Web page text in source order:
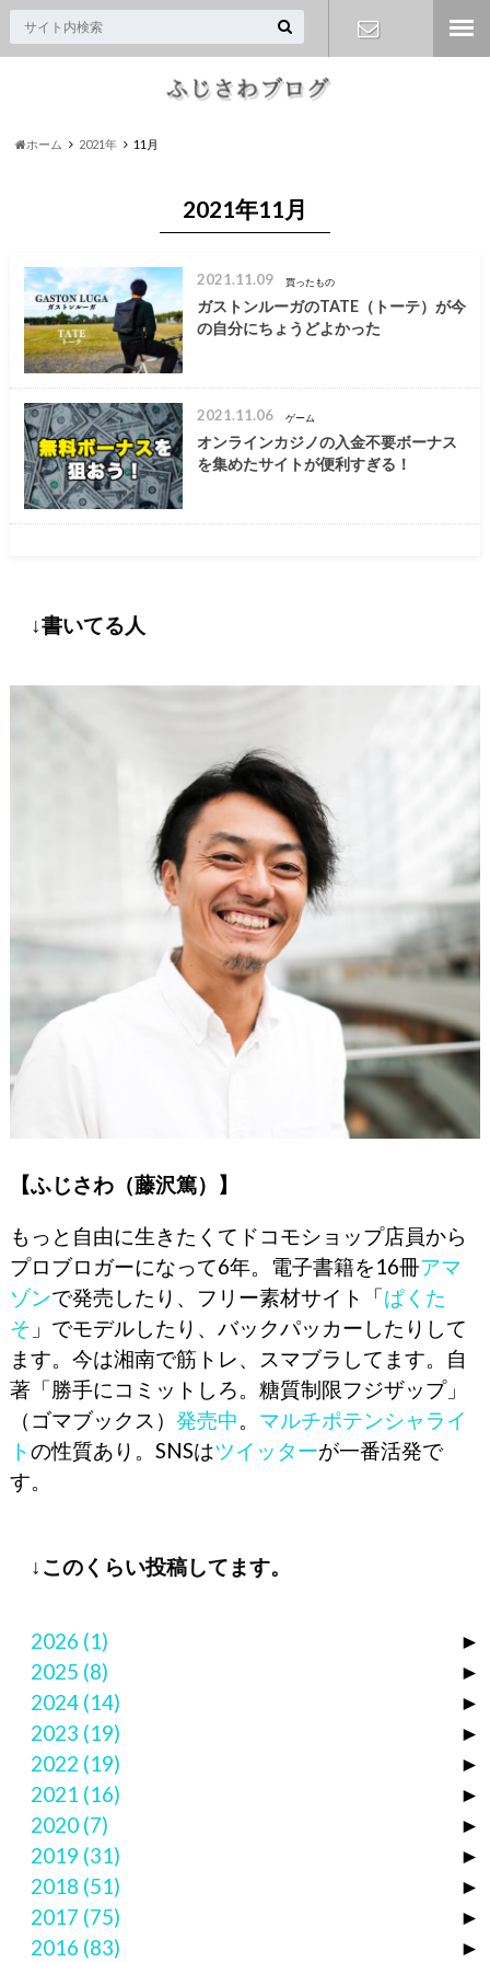
お問い合わ
ホーム 2021年 11月
2021年11月
2021.11.09 買ったもの
ガストンルーガのTATE（トーテ）が今
の自分にちょうどよかった
2021.11.06 ゲーム
オンラインカジノの入金不要ボーナス
を集めたサイトが便利すぎる！
↓書いてる人
【ふじさわ（藤沢篤）】
もっと自由に生きたくてドコモショップ店員から
プロブロガーになって6年。電子書籍を16冊アマ
ゾンで発売したり、フリー素材サイト「ぱくた
そ 」でモデルしたり、バックパッカーしたりして
ます。今は湘南で筋トレ、スマブラしてます。自
著「勝手にコミットしろ。糖質制限フジザップ」
（ゴマブックス） 発売中。 マルチポテンシャライ
トの性質あり。SNSはツイッターが一番活発で
す。
↓このくらい投稿してます。
►
2026 (1)
►
2025 (8)
►
2024 (14)
►
2023 (19)
►
2022 (19)
►
2021 (16)
►
2020 (7)
►
2019 (31)
►
2018 (51)
►
2017 (75)
►
2016 (83)